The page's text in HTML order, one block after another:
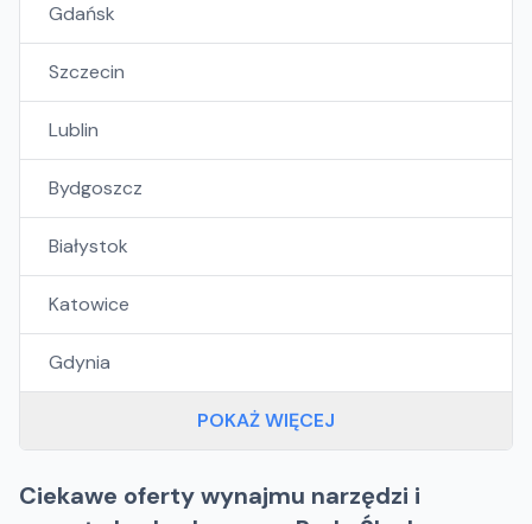
Gdańsk
Szczecin
Lublin
Bydgoszcz
Białystok
Katowice
Gdynia
POKAŻ WIĘCEJ
Ciekawe oferty wynajmu narzędzi i